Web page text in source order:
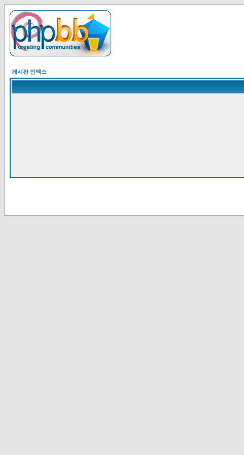
게시판 인덱스